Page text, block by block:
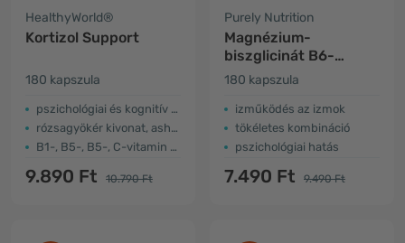
HealthyWorld®
Kortizol Support
180 kapszula
pszichológiai és kognitív működés
rózsagyökér kivonat, ashwagandha
B1-, B5-, B5-, C-vitamin és cink
9.890 Ft 10.790 Ft
Purely Nutrition
Magnézium-
biszglicinát B6-
vitaminnal
180 kapszula
izműködés az izmok
tökéletes kombináció
pszichológiai hatás
7.490 Ft 9.490 Ft